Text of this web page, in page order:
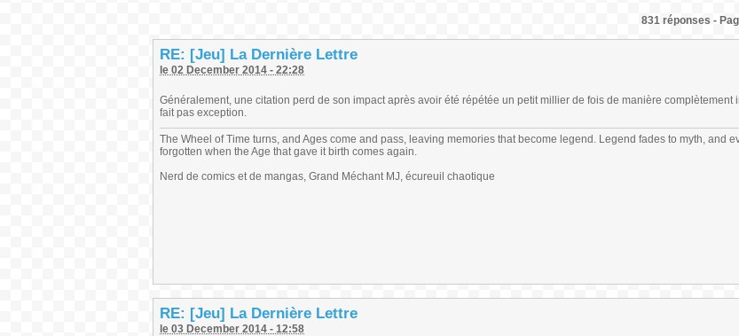
831 réponses -
RE: [Jeu] La Dernière Lettre
le 02 December 2014 - 22:28
Généralement, une citation perd de son impact après avoir été répétée un petit millier de fois de manière complètement
fait pas exception.
The Wheel of Time turns, and Ages come and pass, leaving memories that become legend. Legend fades to myth, and
forgotten when the Age that gave it birth comes again.
Nerd de comics et de mangas, Grand Méchant MJ, écureuil chaotique
RE: [Jeu] La Dernière Lettre
le 03 December 2014 - 12:58